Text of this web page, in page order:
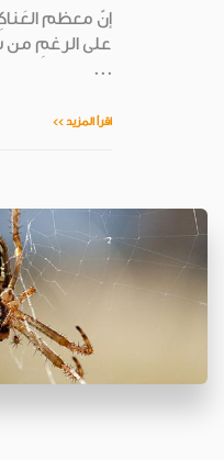
إنّ معظم
على الرغمِ من
...
اقرأ المزيد >>